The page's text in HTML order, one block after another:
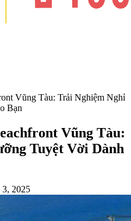
Vũng Tàu: Trải Nghiệm Nghỉ
Bạn
Vũng Tàu:
Tuyệt Vời Dành
3, 2025